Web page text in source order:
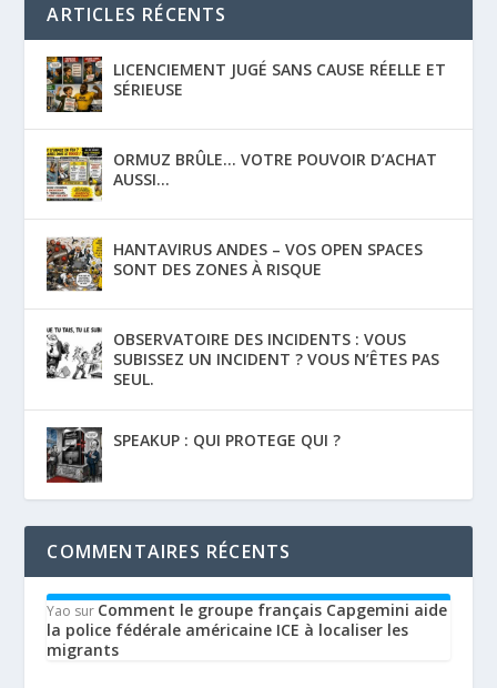
ARTICLES RÉCENTS
LICENCIEMENT JUGÉ SANS CAUSE RÉELLE ET
SÉRIEUSE
ORMUZ BRÛLE… VOTRE POUVOIR D’ACHAT
AUSSI…
HANTAVIRUS ANDES – VOS OPEN SPACES
SONT DES ZONES À RISQUE
OBSERVATOIRE DES INCIDENTS : VOUS
SUBISSEZ UN INCIDENT ? VOUS N’ÊTES PAS
SEUL.
SPEAKUP : QUI PROTEGE QUI ?
COMMENTAIRES RÉCENTS
Yao sur Comment le groupe français Capgemini aide
la police fédérale américaine ICE à localiser les
migrants